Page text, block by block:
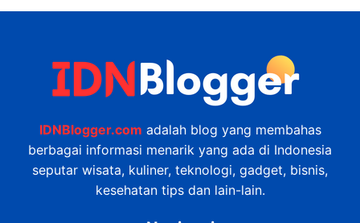
IDNBlogger.com adalah blog yang membahas
berbagai informasi menarik yang ada di Indonesia
seputar wisata, kuliner, teknologi, gadget, bisnis,
kesehatan tips dan lain-lain.